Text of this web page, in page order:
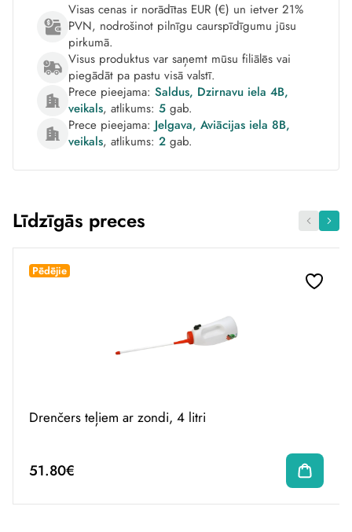
Visas cenas ir norādītas EUR (€) un ietver 21%
PVN, nodrošinot pilnīgu caurspīdīgumu jūsu
pirkumā.
Visus produktus var saņemt mūsu filiālēs vai
piegādāt pa pastu visā valstī.
Prece pieejama: Saldus, Dzirnavu iela 4B,
veikals, atlikums: 5gab.
Prece pieejama: Jelgava, Aviācijas iela 8B,
veikals, atlikums: 2gab.
Līdzīgās preces
Pēdējie
Drenčers teļiem ar zondi, 4 litri
51.80€